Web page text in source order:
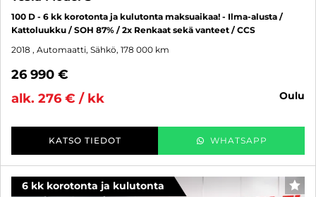
100 D - 6 kk korotonta ja kulutonta maksuaikaa! - Ilma-alusta /
Kattoluukku / SOH 87% / 2x Renkaat sekä vanteet / CCS
2018 , Automaatti, Sähkö, 178 000 km
26 990 €
alk. 276 € / kk
oulu
KATSO TIEDOT WHATSAPP
6 kk korotonta ja kulutonta